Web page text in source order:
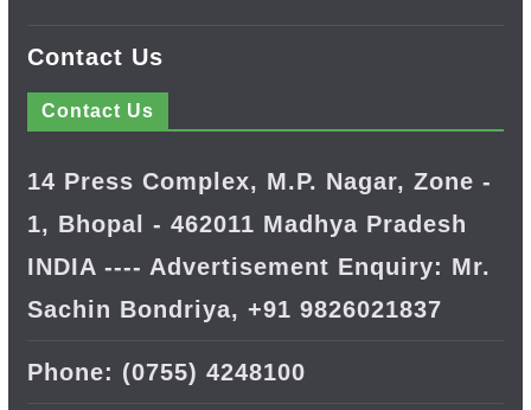
Contact Us
Contact Us
14 Press Complex, M.P. Nagar, Zone -
1, Bhopal - 462011 Madhya Pradesh
INDIA ---- Advertisement Enquiry: Mr.
Sachin Bondriya, +91 9826021837
Phone: (0755) 4248100